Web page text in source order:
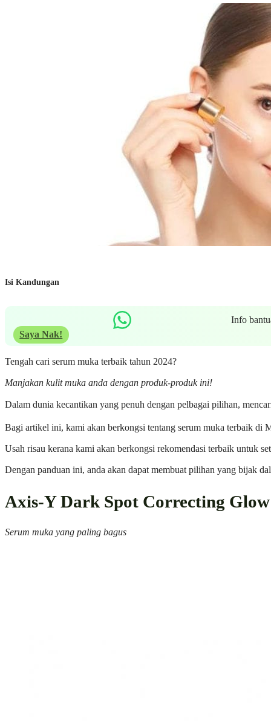
Isi Kandungan
Info
Saya Nak!
Tengah cari serum muka terbaik tahun 2024?
Manjakan kulit muka anda dengan produk-produk ini!
Dalam dunia kecantikan yang penuh dengan pelbagai pilihan,
Bagi artikel ini, kami akan berkongsi tentang serum muka terbaik di
Usah risau kerana kami akan berkongsi rekomendasi terbaik untuk
Dengan panduan ini, anda akan dapat membuat pilihan yang bijak
Axis-Y Dark Spot Correcting
Serum muka yang paling bagus